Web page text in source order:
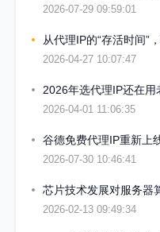
2026-07-29 09:59:01
2026-04-27 10:07:47
2026-04-01 11:06:35
2026-07-30 10:46:41
芯片技术发展对服务器
2026-02-13 09:49:34